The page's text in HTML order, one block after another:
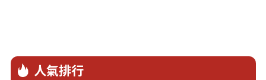
人氣排行